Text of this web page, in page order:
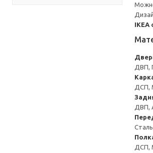
IKEA
ДВП,
ДСП,
ДВП,
ДСП,